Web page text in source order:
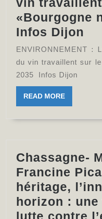
«Bourgogne
Infos Dijon
:
le
ENVIRONNEMENT :
du vin travaillent sur
2035 Infos Dijon
READ MOREREAD
MORE
Chassagne-
Francine
héritage,
horizon :
lutte contre